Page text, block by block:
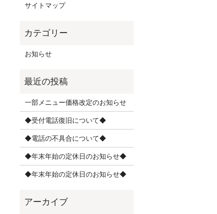
サイトマップ
お知らせ
一部メニュー価格改定のお知らせ
◆受付電話復旧について◆
◆電話の不具合について◆
◆年末年始の定休日のお知らせ◆
◆年末年始の定休日のお知らせ◆